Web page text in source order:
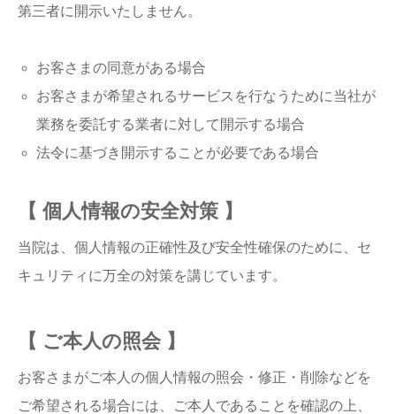
第三者に開示いたしません。
お客さまの同意がある場合
お客さまが希望されるサービスを行なうために当社が
業務を委託する業者に対して開示する場合
法令に基づき開示することが必要である場合
【 個人情報の安全対策 】
当院は、個人情報の正確性及び安全性確保のために、セ
キュリティに万全の対策を講じています。
【 ご本人の照会 】
お客さまがご本人の個人情報の照会・修正・削除などを
ご希望される場合には、ご本人であることを確認の上、